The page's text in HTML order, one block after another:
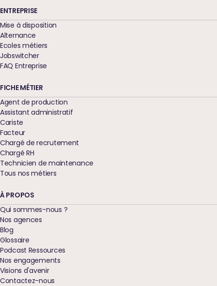
ENTREPRISE
Mise à disposition
Alternance
Ecoles métiers
Jobswitcher
FAQ Entreprise
FICHE MÉTIER
Agent de production
Assistant administratif
Cariste
Facteur
Chargé de recrutement
Chargé RH
Technicien de maintenance
Tous nos métiers
À PROPOS
Qui sommes-nous ?
Nos agences
Blog
Glossaire
Podcast Ressources
Nos engagements
Visions d'avenir
Contactez-nous